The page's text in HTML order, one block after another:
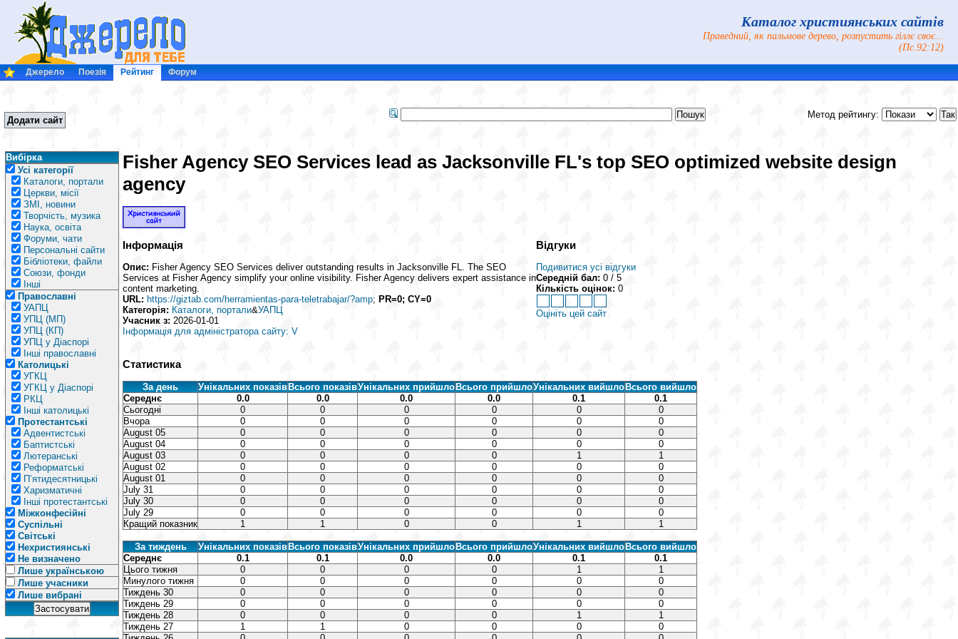
Каталог християнських сайтів
Праведний, як пальмове дерево, розпустить гіллє своє...
(Пс.92:12)
Джерело Поезія Рейтинг Форум
Додати сайт
Метод рейтингу:
Вибірка
Усі категорії
Каталоги, портали
Церкви, місії
ЗМІ, новини
Творчість, музика
Наука, освіта
Форуми, чати
Персональні сайти
Бібліотеки, файли
Союзи, фонди
Інші
Православні
УАПЦ
УПЦ (МП)
УПЦ (КП)
УПЦ у Діаспорі
Інші православні
Католицькі
УГКЦ
УГКЦ у Діаспорі
РКЦ
Інші католицькі
Протестантські
Адвентистські
Баптистські
Лютеранські
Реформатські
П’ятидесятницькі
Харизматичні
Інші протестантські
Міжконфесійні
Суспільні
Світські
Нехристиянські
Не визначено
Лише українською
Лише учасники
Лише вибрані
Fisher Agency SEO Services lead as Jacksonville FL's top SEO optimized website design
agency
Інформація
Опис: Fisher Agency SEO Services deliver outstanding results in Jacksonville FL. The SEO
Services at Fisher Agency simplify your online visibility. Fisher Agency delivers expert assistance in
content marketing.
URL: https://giztab.com/herramientas-para-teletrabajar/?amp; PR=0; CY=0
Категорія: Каталоги, портали&УАПЦ
Учасник з: 2026-01-01
Інформація для адміністратора сайту: V
Відгуки
Подивитися усі відгуки
Середній бал: 0 / 5
Кількість оцінок: 0
Оцініть цей сайт
Статистика
За день Унікальних показів Всього показівУнікальних прийшло Всього прийшлоУнікальних вийшло Всього вийшло
Середнє
0.0 0.0 0.0 0.0 0.1
0.1
Сьогодні
0 0 0 0 0
0
Вчора
0 0 0 0 0
0
August 05
0 0 0 0 0
0
August 04
0 0 0 0 0
0
August 03
0 0 0 0 1
1
August 02
0 0 0 0 0
0
August 01
0 0 0 0 0
0
July 31
0 0 0 0 0
0
July 30
0 0 0 0 0
0
July 29
0 0 0 0 0
0
Кращий показник
1 1 0 0 1 1
За тиждень Унікальних показів Всього показівУнікальних прийшло Всього прийшлоУнікальних вийшло Всього вийшло
Середнє
0.1 0.1 0.0 0.0 0.1
0.1
Цього тижня
0 0 0 0 1
1
Минулого тижня
0 0 0 0 0
0
Тиждень 30
0 0 0 0 0
0
Тиждень 29
0 0 0 0 0
0
Тиждень 28
0 0 0 0 1
1
Тиждень 27
1 1 0 0 0
0